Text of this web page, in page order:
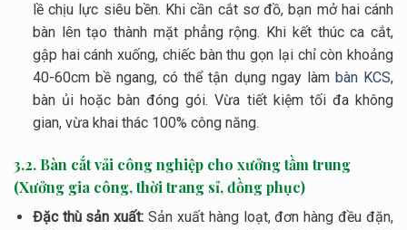
lề chịu lực siêu bền. Khi cần cắt sơ đồ, bạn mở hai cánh
bàn lên tạo thành mặt phẳng rộng. Khi kết thúc ca cắt,
gập hai cánh xuống, chiếc bàn thu gọn lại chỉ còn khoảng
40-60cmbề ngang, có thể tận dụng ngay làm bàn KCS,
bàn ủi hoặc bàn đóng gói. Vừa tiết kiệm tối đa không
gian, vừa khai thác 100% công năng.
3.2. Bàn cắt vải công nghiệp cho xưởng tầm trung
(Xưởng gia công, thời trang sỉ, đồng phục)
Đặc thù sản xuất: Sản xuất hàng loạt, đơn hàng đều đặn,